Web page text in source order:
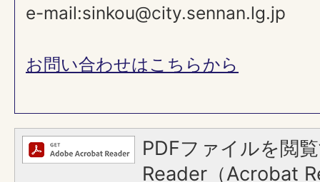
e-mail:sinkou@city.sennan.lg.jp
お問い合わせはこちらから
PDFファイルを閲
Reader（Acrobat